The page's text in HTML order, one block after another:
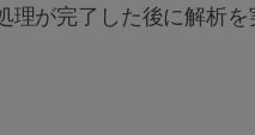
理が完了した後に解析